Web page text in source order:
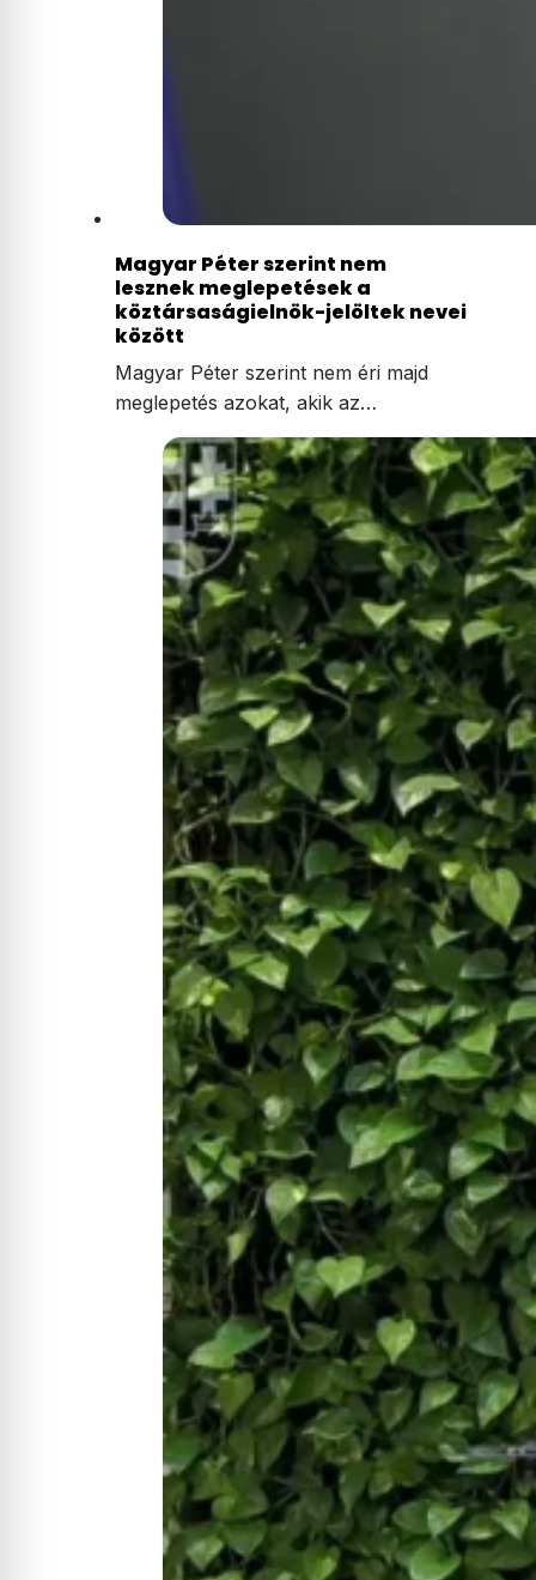
Magyar Péter szerint nem
lesznek meglepetések a
köztársaságielnök-jelöltek nevei
között
Magyar Péter szerint nem éri majd
meglepetés azokat, akik az…